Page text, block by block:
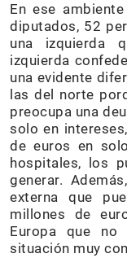
En ese
diputados, 52
una izquierda
izquierda
una evidente
las del norte
preocupa una
solo en
de euros en
hospitales, los
generar.
externa que
millones de
Europa que no
situación muy